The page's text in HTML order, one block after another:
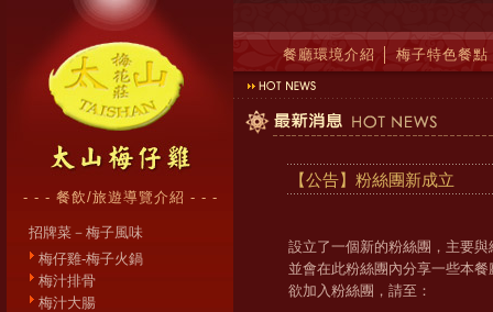
- - - 餐飲/旅遊導覽介紹 - - -
招牌菜－梅子風味
梅仔雞-梅子火鍋
梅汁排骨
梅汁大腸
餐廳環境介紹 梅子特色餐點
【公告】粉絲團新成立
設立了一個新的粉絲團，主要
並會在此粉絲團內分享一些本
欲加入粉絲團，請至：